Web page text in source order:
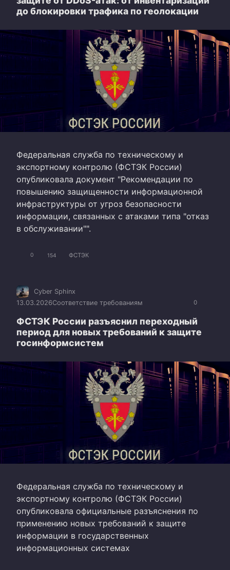
до блокировки трафика по геолокации
Федеральная служба по техническому и
экспортному контролю (ФСТЭК России)
опубликовала документ "Рекомендации по
повышению защищенности информационной
инфраструктуры от угроз безопасности
информации, связанных с атаками типа "отказ
в обслуживании"".
0 154 ФСТЭК
0
Cyber Sphinx
13.03.2026Соответствие требованиям
ФСТЭК России разъяснил переходный
период для новых требований к защите
госинформсистем
Федеральная служба по техническому и
экспортному контролю (ФСТЭК России)
опубликовала официальные разъяснения по
применению новых требований к защите
информации в государственных
информационных системах